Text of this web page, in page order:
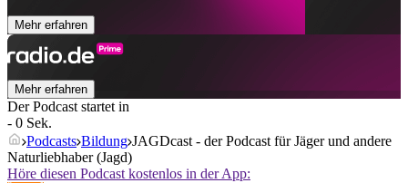
Mehr erfahren
Mehr erfahren
Der Podcast startet in
- 0 Sek.
Podcasts Bildung JAGDcast - der Podcast für Jäger und andere
Naturliebhaber (Jagd)
Höre diesen Podcast kostenlos in der App: